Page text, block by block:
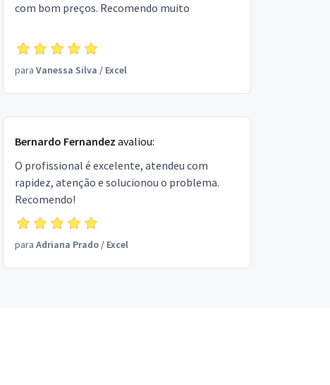
com bom preços. Recomendo muito
para Vanessa Silva / Excel
Bernardo Fernandez avaliou:
O profissional é excelente, atendeu com
rapidez, atenção e solucionou o problema.
Recomendo!
para Adriana Prado/ Excel